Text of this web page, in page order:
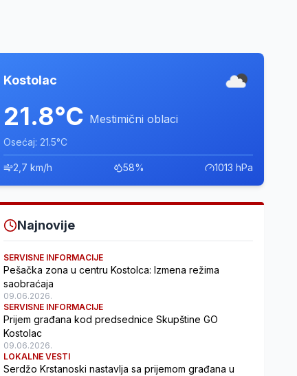
Kostolac
21.8°C Mestimični oblaci
Osećaj: 21.5°C
2,7 km/h 58% 1013 hPa
Najnovije
SERVISNE INFORMACIJE
Pešačka zona u centru Kostolca: Izmena režima
saobraćaja
09.06.2026.
SERVISNE INFORMACIJE
Prijem građana kod predsednice Skupštine GO
Kostolac
09.06.2026.
LOKALNE VESTI
Serdžo Krstanoski nastavlja sa prijemom građana u